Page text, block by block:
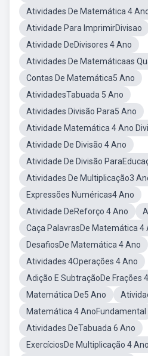
Atividades De Matemática 4
Atividade Para ImprimirDivisao
Atividade DeDivisores 4 Ano
Atividades De Matemáticaas
Contas De Matemática5 Ano
AtividadesTabuada 5 Ano
Atividades Divisão Para5 Ano
Atividade Matemática 4 Ano
Atividade De Divisão 4 Ano
Atividade De Divisão
Atividades De Multiplicação3
Expressões Numéricas4 Ano
Atividade DeReforço 4 Ano
Caça PalavrasDe Matemática 4
DesafiosDe Matemática 4 Ano
Atividades 4Operações 4 Ano
Adição E SubtraçãoDe Frações
Matemática De5 Ano
Matemática 4 AnoFundamental
Atividades DeTabuada 6 Ano
ExercíciosDe Multiplicação 4 Ano